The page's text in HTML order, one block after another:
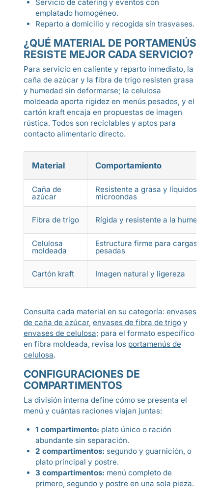
Servicio de catering y eventos con
emplatado homogéneo.
Reparto a domicilio y recogida sin trasvases.
¿QUÉ MATERIAL DE PORTAMENÚS
RESISTE MEJOR CADA SERVICIO?
Para servicio en caliente y reparto inmediato, la
caña de azúcar y la fibra de trigo resisten grasa
y humedad sin deformarse; la celulosa
moldeada aporta rigidez en menús pesados, y el
cartón kraft encaja en propuestas de imagen
rústica. Todos son reciclables y aptos para
contacto alimentario directo.
Material Comportamiento
Caña de
azúcar
Resistente a grasa y líquidos, apto
microondas
Fibra de trigo Rígida y resistente a la humedad
Celulosa
moldeada
Estructura firme para cargas
pesadas
Cartón kraft Imagen natural y ligereza
Consulta cada material en su categoría: envases
de caña de azúcar, envases de fibra de trigo y
envases de celulosa; para el formato específico
en fibra moldeada, revisa los portamenús de
celulosa.
CONFIGURACIONES DE
COMPARTIMENTOS
La división interna define cómo se presenta el
menú y cuántas raciones viajan juntas:
1 compartimento: plato único o ración
abundante sin separación.
2 compartimentos: segundo y guarnición, o
plato principal y postre.
3 compartimentos: menú completo de
primero, segundo y postre en una sola pieza.